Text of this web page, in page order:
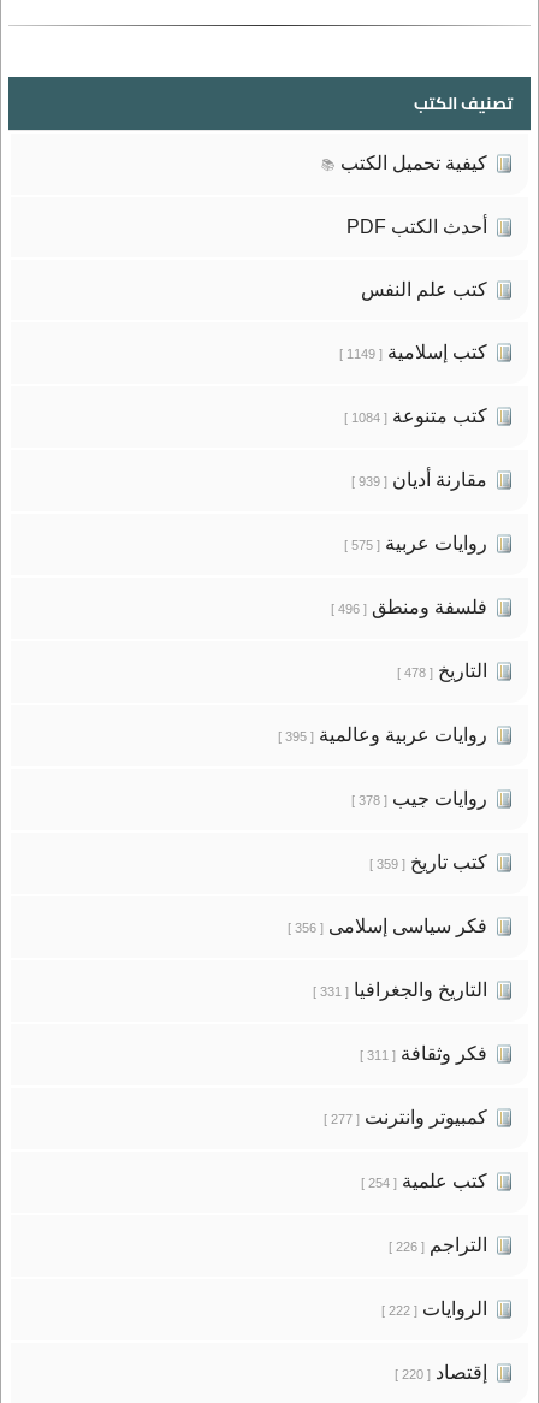
تصنيف الكتب
كيفية تحميل الكتب 📚
أحدث الكتب PDF
كتب علم النفس
كتب إسلامية[ 1149 ]
كتب متنوعة[ 1084 ]
مقارنة أديان[ 939 ]
روايات عربية[ 575 ]
فلسفة ومنطق[ 496 ]
التاريخ[ 478 ]
روايات عربية وعالمية[ 395 ]
روايات جيب[ 378 ]
كتب تاريخ[ 359 ]
فكر سياسى إسلامى[ 356 ]
التاريخ والجغرافيا[ 331 ]
فكر وثقافة[ 311 ]
كمبيوتر وانترنت[ 277 ]
كتب علمية[ 254 ]
التراجم[ 226 ]
الروايات[ 222 ]
إقتصاد[ 220 ]